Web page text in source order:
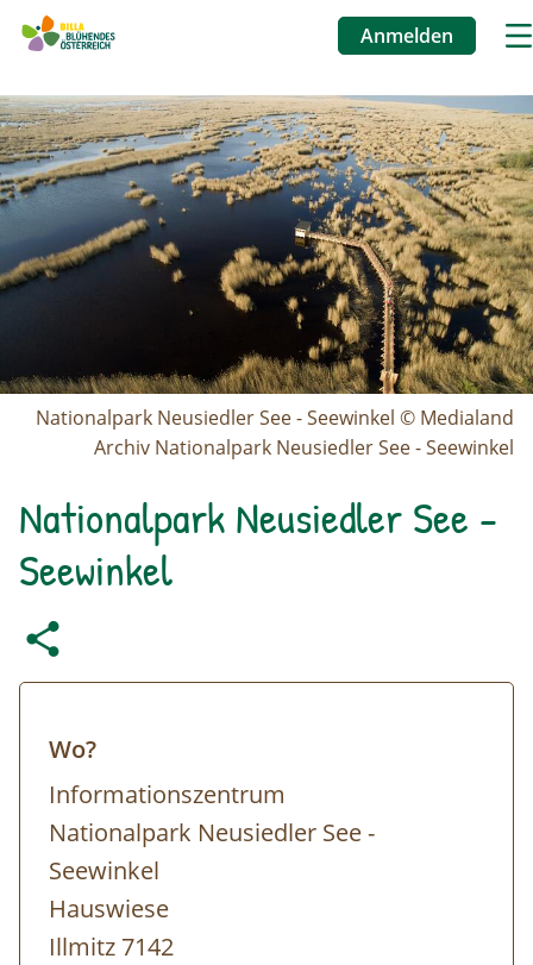
Direkt
zum
Inhalt
Anmelden
Image
Nationalpark Neusiedler See - Seewinkel © Medialand
Archiv Nationalpark Neusiedler See - Seewinkel
Nationalpark Neusiedler See -
Seewinkel
Wo?
Informationszentrum
Nationalpark Neusiedler See -
Seewinkel
Hauswiese
Illmitz 7142